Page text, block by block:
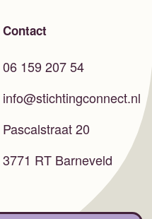
Contact
06 159 207 54
info@stichtingconnect.nl
Pascalstraat 20
3771 RT Barneveld